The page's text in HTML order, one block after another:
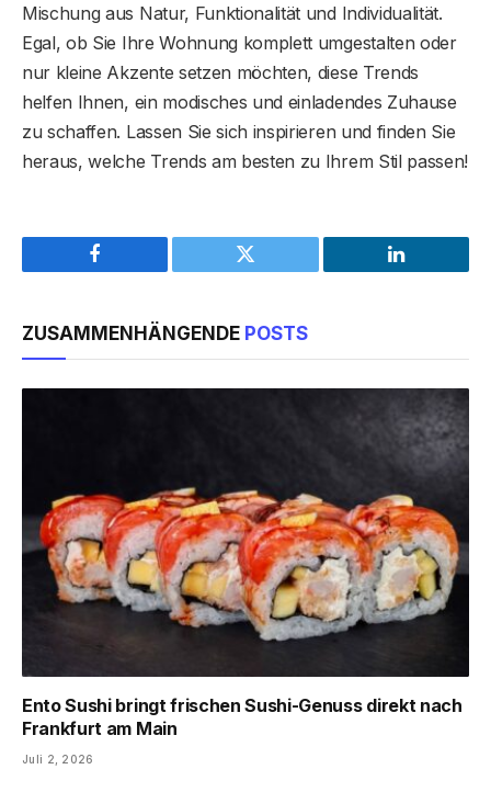
Mischung aus Natur, Funktionalität und Individualität.
Egal, ob Sie Ihre Wohnung komplett umgestalten oder
nur kleine Akzente setzen möchten, diese Trends
helfen Ihnen, ein modisches und einladendes Zuhause
zu schaffen. Lassen Sie sich inspirieren und finden Sie
heraus, welche Trends am besten zu Ihrem Stil passen!
Facebook Twitter LinkedIn
ZUSAMMENHÄNGENDE POSTS
Ento Sushi bringt frischen Sushi-Genuss direkt nach
Frankfurt am Main
Juli 2, 2026